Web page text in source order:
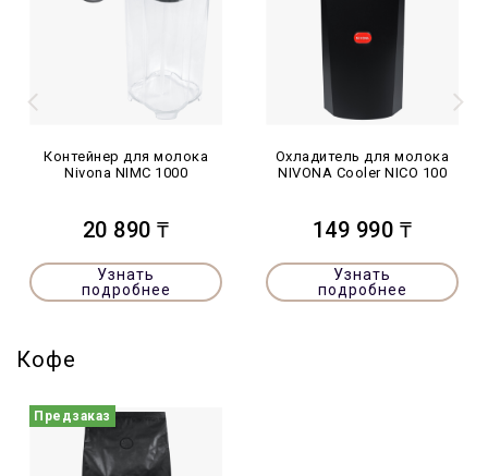
Контейнер для молока
Nivona NIMC 1000
20 890 ₸
Узнать
подробнее
Охладитель для молока
NIVONA Cooler NICO 100
149 990 ₸
Узнать
подробнее
Кофе
Предзаказ